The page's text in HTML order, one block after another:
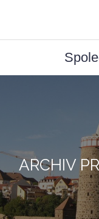
content
ARCHIV